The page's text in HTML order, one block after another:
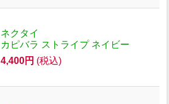
ネクタイ
カピバラ ストライプ ネイビー
4,400円 (税込)